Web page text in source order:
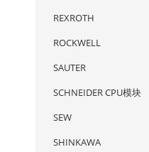
REXROTH
ROCKWELL
SAUTER
SCHNEIDER CPU模块
SEW
SHINKAWA